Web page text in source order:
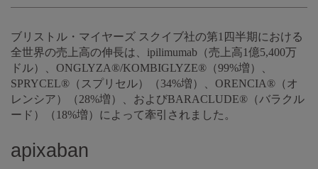
ブリストル・マイヤーズ スクイブ社の第1四半期における
全世界の売上高の伸長は、ipilimumab（売上高1億5,400万
ドル）、ONGLYZA®/KOMBIGLYZE®（99%増）、
SPRYCEL®（スプリセル）（34%増）、ORENCIA®（オ
レンシア）（28%増）、およびBARACLUDE®（バラクル
ード）（18%増）によって牽引されました。
apixaban